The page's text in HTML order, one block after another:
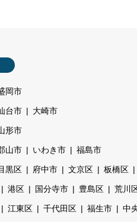
岡市
台市 大崎市
形市
山市 いわき市 福島市
黒区 府中市 文京区 板橋区
港区 国分寺市 豊島区 荒川
江東区 千代田区 福生市 中